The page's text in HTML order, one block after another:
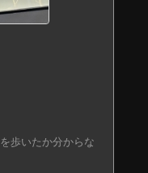
歩いたか分からな